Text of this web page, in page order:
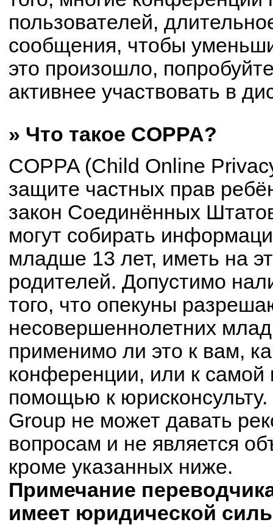
пользователей,
сообщения, чтобы
это произошло,
активнее участвовать в
» Что такое COPPA?
COPPA (Child Online
защите частных прав
закон Соединённых
могут собирать
младше 13 лет, иметь на
родителей. Допустимо
того, что опекуны
несовершеннолетних
применимо ли это к вам,
конференции, или к самой
помощью к
Group не может давать
вопросам и не является
кроме указанных ниже.
Примечание
имеет юридической